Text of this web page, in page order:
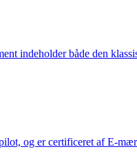
indeholder både den
og er certificeret af E-